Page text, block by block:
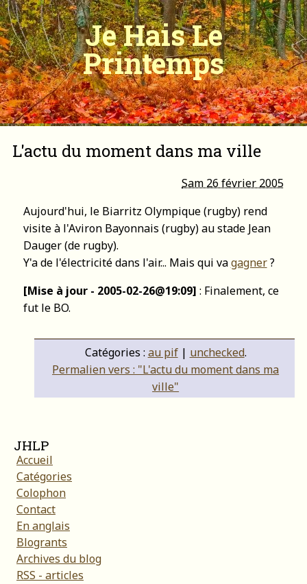
Je Hais Le
Printemps
L'actu du moment dans ma ville
Sam 26 février 2005
Aujourd'hui, le Biarritz Olympique (rugby) rend
visite à l'Aviron Bayonnais (rugby) au stade Jean
Dauger (de rugby).
Y'a de l'électricité dans l'air... Mais qui vagagner?
[Mise à jour - 2005-02-26@19:09] : Finalement, ce
fut le BO.
Catégories : au pif| unchecked.
Permalien vers : "L'actu du moment dans ma
ville"
JHLP
Accueil
Catégories
Colophon
Contact
En anglais
Blogrants
Archives du blog
RSS - articles